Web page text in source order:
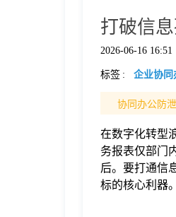
打破信
2026-06-16 16:51
标签 : 企业协同
协同办公防
在数字化转型
务报表仅部门
后。要打通信
标的核心利器。